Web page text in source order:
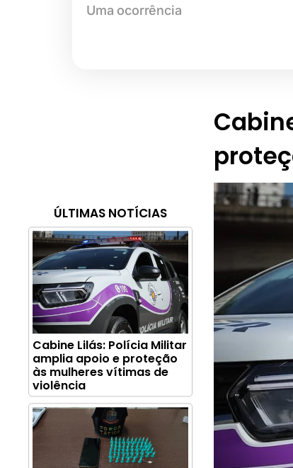
Uma ocorrência
ÚLTIMAS NOTÍCIAS
Cabine Lilás: Polícia Militar
amplia apoio e proteção
às mulheres vítimas de
violência